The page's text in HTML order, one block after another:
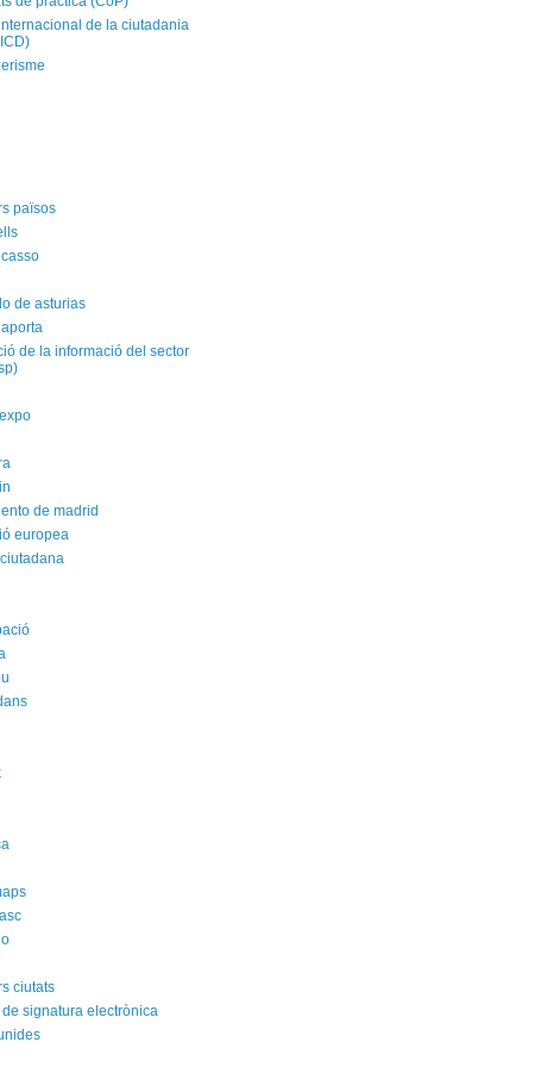
de la ciutadania
països
de asturias
de la informació del sector
de madrid
europea
ciutats
signatura electrònica